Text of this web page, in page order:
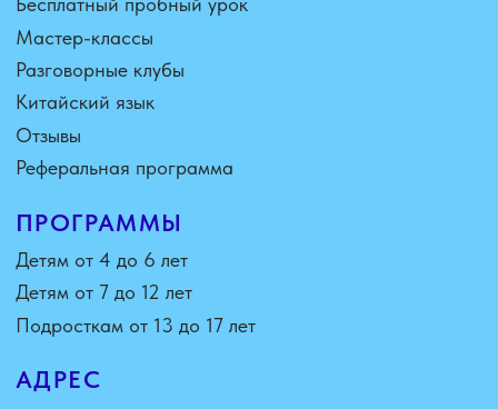
КОНТАКТЫ
Адрес: Московская область,
Наро-Фоминский район,
д3, кв46
«Деятельность Instagram запрещена
на территории РФ»
Подросткам от 13 до 17 лет
8 (925) 203-37-72
Telegram
Telegram-канал
Vkontakte
Дзен
Youtube